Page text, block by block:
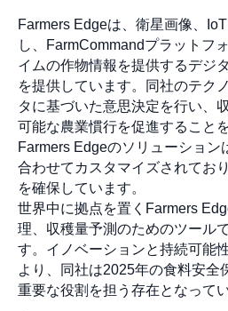
Farmers Edgeは、衛星画像、
し、FarmCommandプラットフ
イムの作物情報を提供するデジ
を提供しています。同社のテク
タに基づいた意思決定を行い、
可能な農業慣行を促進すること
Farmers Edgeのソリューション
合わせてカスタマイズされてお
を確保しています。
世界中に拠点を置くFarmers
理、収穫量予測のためのツール
す。イノベーションと持続可能
より、同社は2025年の食料安全
重要な役割を担う存在となってい